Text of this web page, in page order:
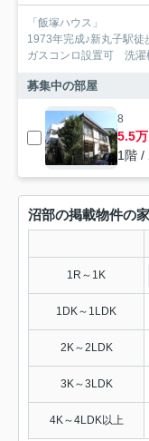
「飯塚ハウス」
1973年完成♪新丸子駅徒
ガスコンロ設置可 洗
募集中の部屋
8
5.5万
1階 /
沼部の掲載物件の
1R～1K
1DK～1LDK
2K～2LDK
3K～3LDK
4K～4LDK以上